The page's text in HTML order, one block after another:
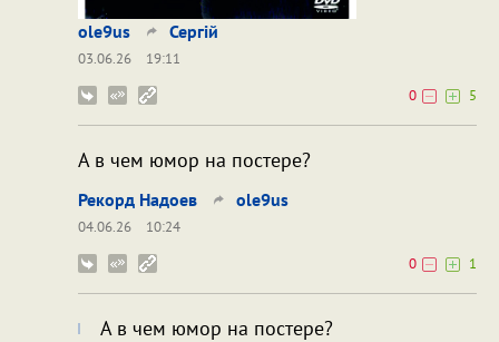
ole9us Сергій
03.06.26
19:11
0
5
А в чем юмор на постере?
Рекорд Надоев ole9us
04.06.26
10:24
0
1
А в чем юмор на постере?